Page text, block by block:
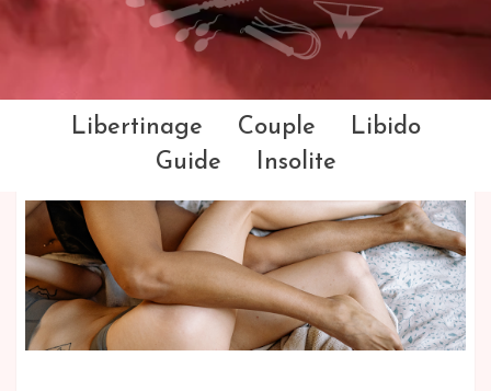
Libertinage Couple
Libido
Guide
Insolite